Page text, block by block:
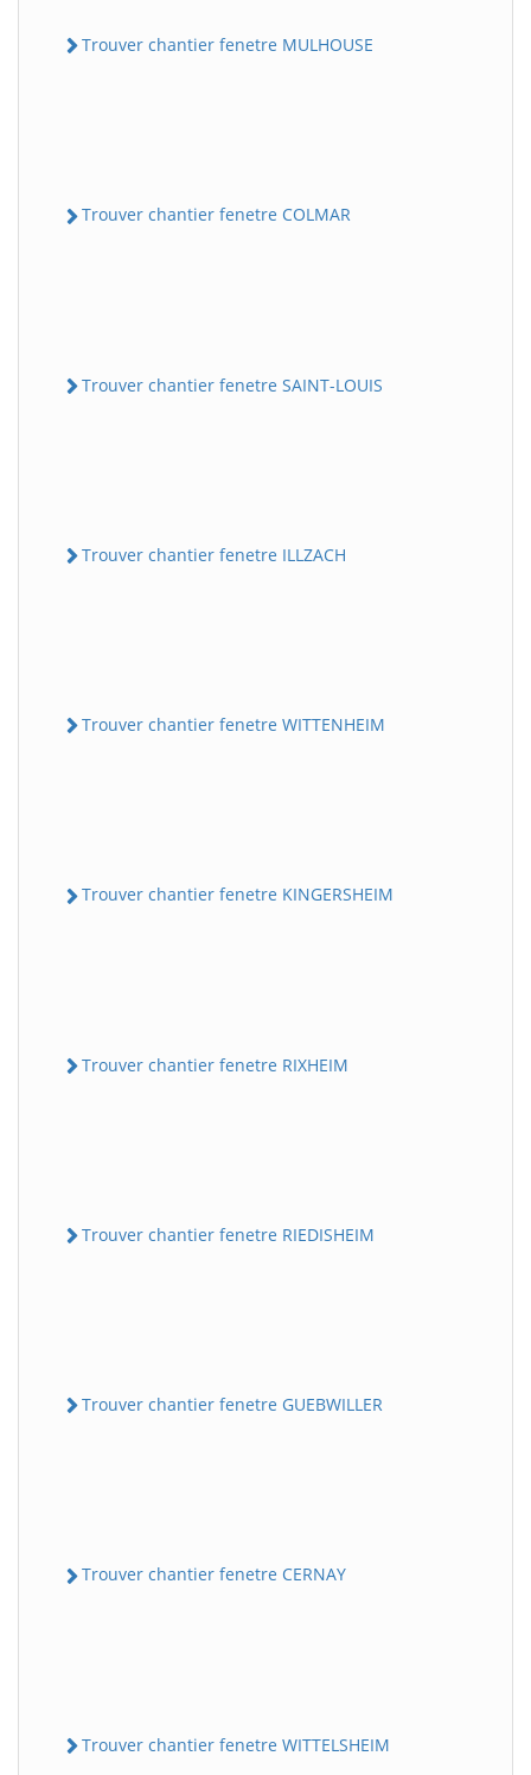
Trouver chantier fenetre MULHOUSE
Trouver chantier fenetre COLMAR
Trouver chantier fenetre SAINT-LOUIS
Trouver chantier fenetre ILLZACH
Trouver chantier fenetre WITTENHEIM
Trouver chantier fenetre KINGERSHEIM
Trouver chantier fenetre RIXHEIM
Trouver chantier fenetre RIEDISHEIM
Trouver chantier fenetre GUEBWILLER
Trouver chantier fenetre CERNAY
Trouver chantier fenetre WITTELSHEIM